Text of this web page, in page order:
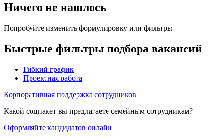
Ничего не нашлось
Попробуйте изменить формулировку или фильтры
Быстрые фильтры подбора вакансий
Гибкий график
Проектная работа
Корпоративная поддержка сотрудников
Какой соцпакет вы предлагаете семейным сотрудникам?
Оформляйте кандидатов онлайн